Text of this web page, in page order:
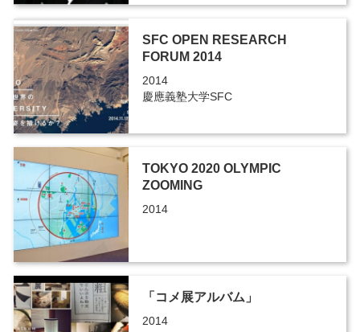
SFC OPEN RESEARCH
FORUM 2014
2014
慶應義塾大学SFC
TOKYO 2020 OLYMPIC
ZOOMING
2014
「コメ展アルバム」
2014